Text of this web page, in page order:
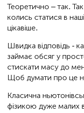
Теоретично – так.
колись статися в
цікавіше.
Швидка відповідь -
займає обсяг у
стискати масу до
Щоб думати про це
Класична
фізикою дуже малих